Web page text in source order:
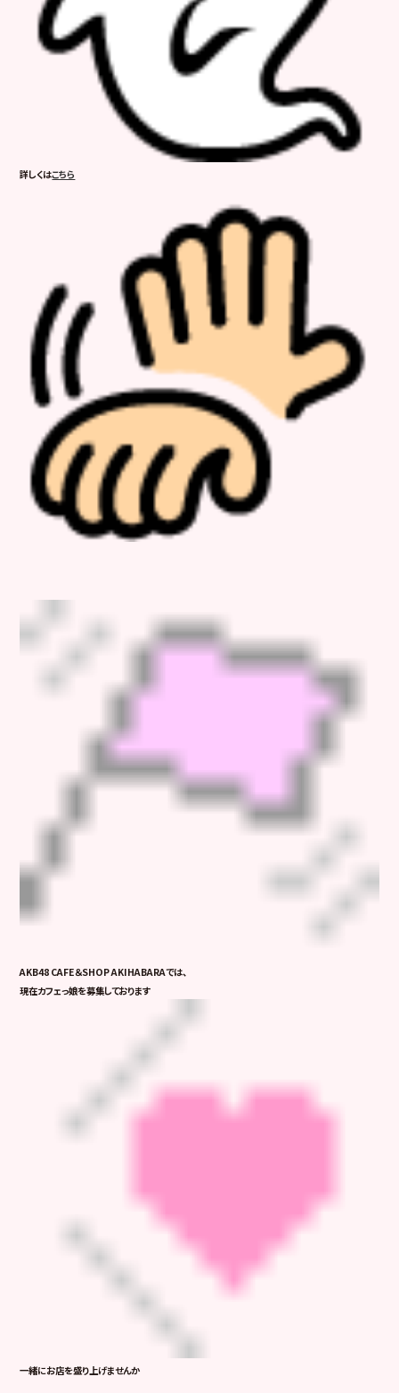
詳しくはこちら
AKB48 CAFE＆SHOP AKIHABARAでは、
現在カフェっ娘を募集しております
一緒にお店を盛り上げませんか